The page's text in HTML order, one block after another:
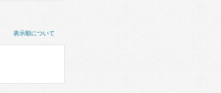
表示順について